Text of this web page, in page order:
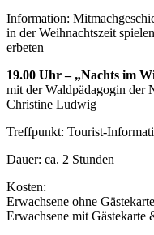
Information:
in der Weihnachtszeit
erbeten
19.00 Uhr – „Nachts im
mit der Waldpädagogin der
Christine Ludwig
Treffpunkt: Tourist-
Dauer: ca. 2 Stunden
Kosten:
Erwachsene ohne
Erwachsene mit